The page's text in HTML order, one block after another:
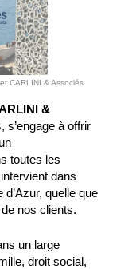
CARLINI & Associés
&
s’engage à offrir
toutes les
dans
quelle que
nos clients.
un large
droit social,